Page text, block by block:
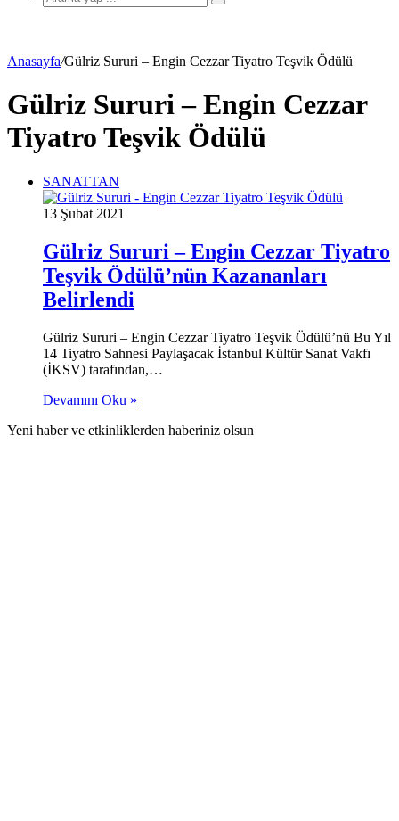
Arama
Anasayfa/Gülriz Sururi – Engin Cezzar Tiyatro Teşvik Ödülü
Gülriz Sururi – Engin Cezzar
Tiyatro Teşvik Ödülü
SANATTAN
13 Şubat 2021
Gülriz Sururi – Engin Cezzar Tiyatro
Teşvik Ödülü’nün Kazananları
Belirlendi
Gülriz Sururi – Engin Cezzar Tiyatro Teşvik Ödülü’nü Bu Yıl
14 Tiyatro Sahnesi Paylaşacak İstanbul Kültür Sanat Vakfı
(İKSV) tarafından,…
Devamını Oku »
Yeni haber ve etkinliklerden haberiniz olsun